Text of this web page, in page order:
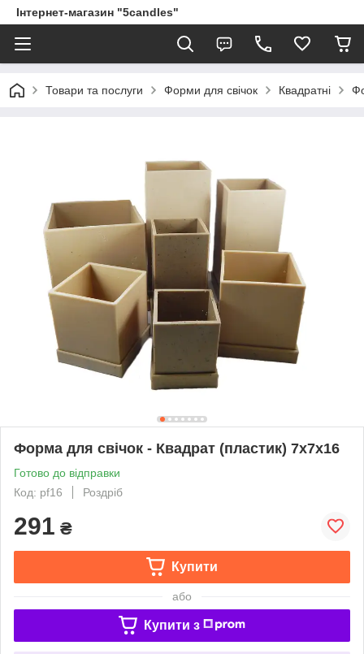
Інтернет-магазин "5candles"
Товари та послуги Форми для свічок Квадратні
Форма для свічок - Квадрат (пластик) 7x7x16
Готово до відправки
Код: pf16
Роздріб
291 ₴
Купити
або
Купити з